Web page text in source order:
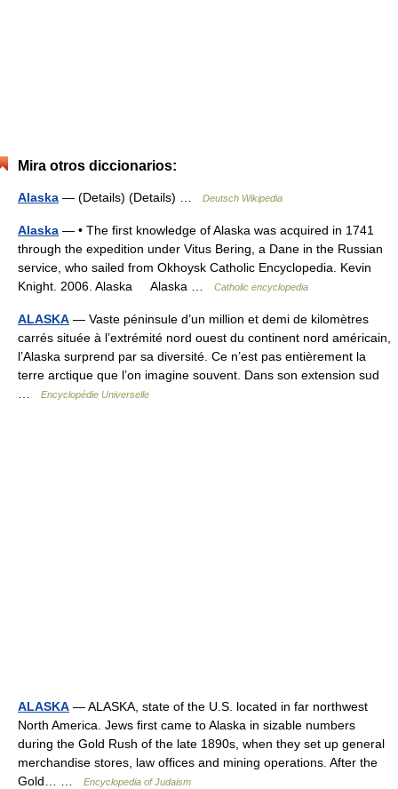
Mira otros diccionarios:
Alaska — (Details) (Details) … Deutsch Wikipedia
Alaska — • The first knowledge of Alaska was acquired in 1741
through the expedition under Vitus Bering, a Dane in the Russian
service, who sailed from Okhoysk Catholic Encyclopedia. Kevin
Knight. 2006. Alaska Alaska …
Catholic encyclopedia
ALASKA — Vaste péninsule d’un million et demi de kilomètres
carrés située à l’extrémité nord ouest du continent nord américain,
l’Alaska surprend par sa diversité. Ce n’est pas entièrement la
terre arctique que l’on imagine souvent. Dans son extension sud
Encyclopédie Universelle
ALASKA — ALASKA, state of the U.S. located in far northwest
North America. Jews first came to Alaska in sizable numbers
during the Gold Rush of the late 1890s, when they set up general
merchandise stores, law offices and mining operations. After the
Gold… …
Encyclopedia of Judaism